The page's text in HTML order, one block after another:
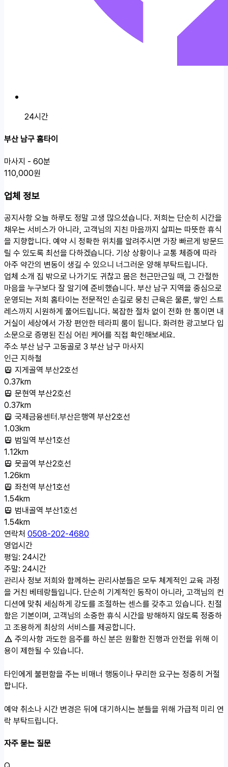
24시간
부산 남구 홈타이
마사지 - 60분
110,000원
업체 정보
공지사항오늘 하루도 정말 고생 많으셨습니다. 저희는 단순히 시간을
채우는 서비스가 아니라, 고객님의 지친 마음까지 살피는 따뜻한 휴식
을 지향합니다. 예약 시 정확한 위치를 알려주시면 가장 빠르게 방문드
릴 수 있도록 최선을 다하겠습니다. 기상 상황이나 교통 체증에 따라
아주 약간의 변동이 생길 수 있으니 너그러운 양해 부탁드립니다.
업체 소개 집 밖으로 나가기도 귀찮고 몸은 천근만근일 때, 그 간절한
마음을 누구보다 잘 알기에 준비했습니다. 부산 남구 지역을 중심으로
운영되는 저희 홈타이는 전문적인 손길로 뭉친 근육은 물론, 쌓인 스트
레스까지 시원하게 풀어드립니다. 복잡한 절차 없이 전화 한 통이면 내
거실이 세상에서 가장 편안한 테라피 룸이 됩니다. 화려한 광고보다 입
소문으로 증명된 진심 어린 케어를 직접 확인해보세요.
주소 부산 남구 고동골로 3 부산 남구 마사지
인근 지하철
지게골역 부산2호선
0.37km
문현역 부산2호선
0.37km
국제금융센터.부산은행역 부산2호선
1.03km
범일역 부산1호선
1.12km
못골역 부산2호선
1.26km
좌천역 부산1호선
1.54km
범내골역 부산1호선
1.54km
연락처 0508-202-4680
영업시간
평일: 24시간
주말: 24시간
관리사 정보 저희와 함께하는 관리사분들은 모두 체계적인 교육 과정
을 거친 베테랑들입니다. 단순히 기계적인 동작이 아니라, 고객님의 컨
디션에 맞춰 세심하게 강도를 조절하는 센스를 갖추고 있습니다. 친절
함은 기본이며, 고객님의 소중한 휴식 시간을 방해하지 않도록 정중하
고 조용하게 최상의 서비스를 제공합니다.
주의사항 과도한 음주를 하신 분은 원활한 진행과 안전을 위해 이
용이 제한될 수 있습니다.
타인에게 불편함을 주는 비매너 행동이나 무리한 요구는 정중히 거절
합니다.
예약 취소나 시간 변경은 뒤에 대기하시는 분들을 위해 가급적 미리 연
락 부탁드립니다.
자주 묻는 질문